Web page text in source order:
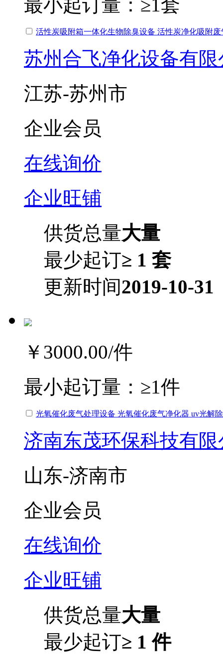
最小起订量： ≥1套
活性炭吸附箱一体化生物除臭设备 活性炭净化吸附
苏州合飞净化设备有限
江苏-苏州市
企业会员
在线询价
企业旺铺
供货总量大量
最少起订≥ 1 套
更新时间2019-10-31
￥3000.00/件
最小起订量： ≥1件
光氧催化废气处理设备 光氧催化废气净化器 uv光解
济南东茂环保科技有限
山东-济南市
企业会员
在线询价
企业旺铺
供货总量大量
最少起订≥ 1 件